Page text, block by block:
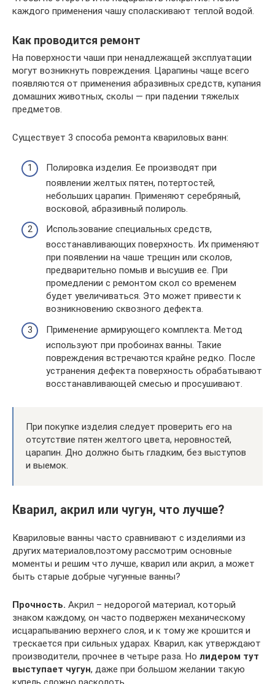
каждого применения чашу споласкивают теплой водой.
Как проводится ремонт
На поверхности чаши при ненадлежащей эксплуатации
могут возникнуть повреждения. Царапины чаще всего
появляются от применения абразивных средств, купания
домашних животных, сколы — при падении тяжелых
предметов.
Существует 3 способа ремонта квариловых ванн:
Полировка изделия. Ее производят при
появлении желтых пятен, потертостей,
небольших царапин. Применяют серебряный,
восковой, абразивный полироль.
Использование специальных средств,
восстанавливающих поверхность. Их применяют
при появлении на чаше трещин или сколов,
предварительно помыв и высушив ее. При
промедлении с ремонтом скол со временем
будет увеличиваться. Это может привести к
возникновению сквозного дефекта.
Применение армирующего комплекта. Метод
используют при пробоинах ванны. Такие
повреждения встречаются крайне редко. После
устранения дефекта поверхность обрабатывают
восстанавливающей смесью и просушивают.
При покупке изделия следует проверить его на
отсутствие пятен желтого цвета, неровностей,
царапин. Дно должно быть гладким, без выступов
и выемок.
Кварил, акрил или чугун, что лучше?
Квариловые ванны часто сравнивают с изделиями из
других материалов,поэтому рассмотрим основные
моменты и решим что лучше, кварил или акрил, а может
быть старые добрые чугунные ванны?
Прочность. Акрил – недорогой материал, который
знаком каждому, он часто подвержен механическому
исцарапыванию верхнего слоя, и к тому же крошится и
трескается при сильных ударах. Кварил, как утверждают
производители, прочнее в четыре раза. Но лидером тут
выступает чугун, даже при большом желании такую